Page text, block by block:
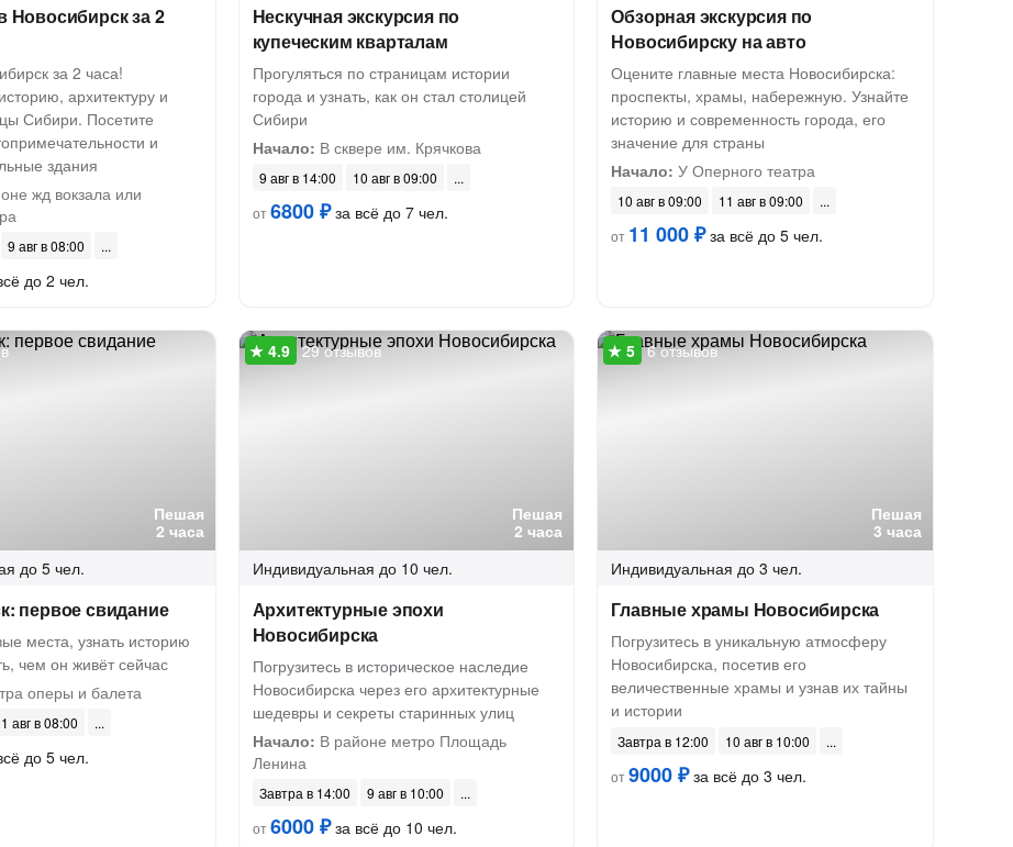
Новосибирск за 2
за 2 часа!
архитектуру и
Сибири. Посетите
и
здания
жд вокзала или
9 авг в 08:00
до 2 чел.
Нескучная экскурсия по
купеческим кварталам
Прогуляться по страницам истории
города и узнать, как он стал столицей
Сибири
Начало: В сквере им. Крячкова
9 авг в 14:00
10 авг в 09:00
от6800 ₽за всё до 7 чел.
Обзорная экскурсия по
Новосибирску на авто
Оцените главные места Новосибирска:
проспекты, храмы, набережную. Узнайте
историю и современность города, его
значение для страны
Начало: У Оперного театра
10 авг в 09:00
11 авг в 09:00
от 11 000 ₽за всё до 5 чел.
Пешая
2 часа
до 5 чел.
первое свидание
места, узнать историю
чем он живёт сейчас
оперы и балета
авг в 08:00
до 5 чел.
Пешая
2 часа
29 отзывов
Индивидуальная до 10 чел.
Архитектурные эпохи
Новосибирска
Погрузитесь в историческое наследие
Новосибирска через его архитектурные
шедевры и секреты старинных улиц
Начало: В районе метро Площадь
Ленина
Завтра в 14:00
9 авг в 10:00
от6000 ₽за всё до 10 чел.
Пешая
3 часа
6 отзывов
Индивидуальная до 3 чел.
Главные храмы Новосибирска
Погрузитесь в уникальную атмосферу
Новосибирска, посетив его
величественные храмы и узнав их тайны
и истории
Завтра в 12:00
10 авг в 10:00
от9000 ₽за всё до 3 чел.